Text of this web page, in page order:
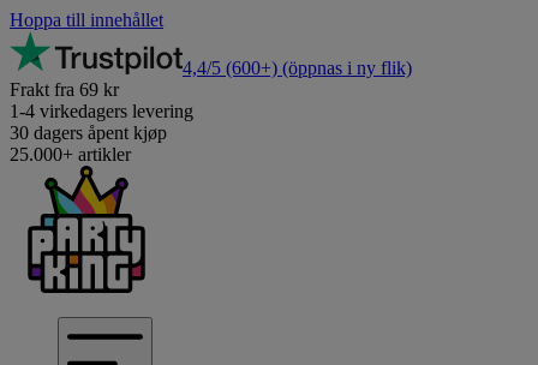
Hoppa till innehållet
4,4/5 (600+) (öppnas i ny flik)
Frakt fra 69 kr
1-4 virkedagers levering
30 dagers åpent kjøp
25.000+ artikler